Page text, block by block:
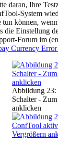
daran, Ihre
System
können,
die Einstellung
Forum im
Currency
Abbildung 23:
Schalter -
anklicken